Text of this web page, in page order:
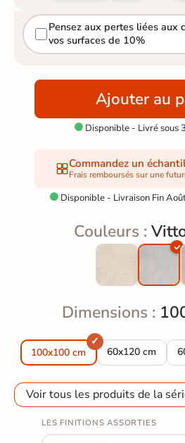
Pensez aux pertes liées aux
vos surfaces de 10%
Ajouter au
Disponible - Livré sous
Commandez un
Frais remboursés sur une
 Disponible - Livraison Fin
Couleurs :
Dimensions :
100x100 cm 60x120 cm
Carrelage sol
Voir tous les produits de la
LES FINITIONS ASSORTIES